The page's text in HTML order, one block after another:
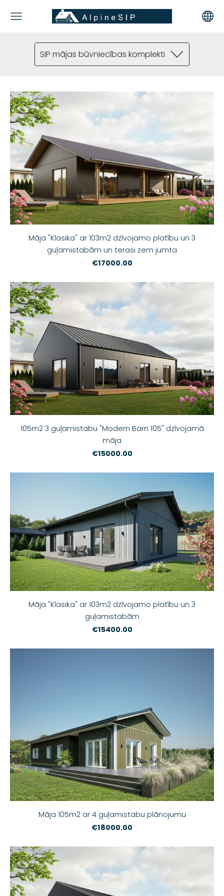
SIP mājas būvniecības komplekti
Māja "Klasika" ar 103m2 dzīvojamo platību un 3
guļamistabām un terasi zem jumta
€17000.00
105m2 3 guļamistabu "Modern Barn 105" dzīvojamā
māja
€15000.00
Māja "Klasika" ar 103m2 dzīvojamo platību un 3
guļamistabām
€15400.00
Māja 105m2 ar 4 guļamistabu plānojumu
€18000.00